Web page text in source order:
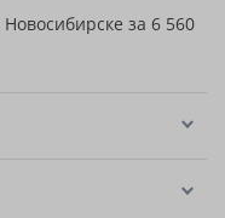
за 6 560